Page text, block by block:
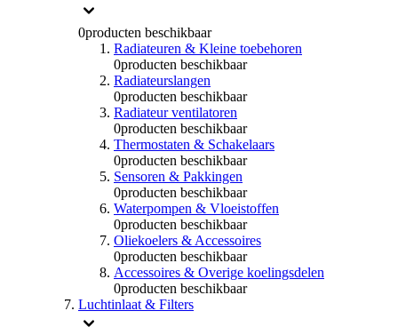
0producten beschikbaar
Radiateuren & Kleine toebehoren
0producten beschikbaar
Radiateurslangen
0producten beschikbaar
Radiateur ventilatoren
0producten beschikbaar
Thermostaten & Schakelaars
0producten beschikbaar
Sensoren & Pakkingen
0producten beschikbaar
Waterpompen & Vloeistoffen
0producten beschikbaar
Oliekoelers & Accessoires
0producten beschikbaar
Accessoires & Overige koelingsdelen
0producten beschikbaar
Luchtinlaat & Filters